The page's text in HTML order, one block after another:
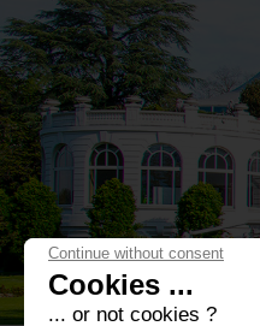
Continue without consent
Cookies ...
... or not cookies ?